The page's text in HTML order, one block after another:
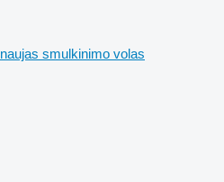
naujas smulkinimo volas